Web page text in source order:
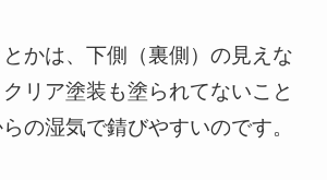
かは、下側（裏側）の見えな
リア塗装も塗られてないこと
の湿気で錆びやすいのです。